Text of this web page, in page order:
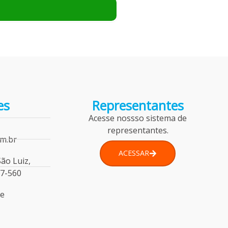
Luiz,
560
Representantes
Acesse nossso sistema de
representantes.
ACESSAR